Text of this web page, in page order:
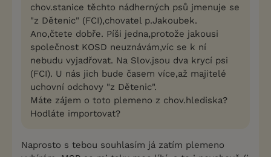
chov.stanice těchto nádherných psů jmenuje se
"z Dětenic" (FCI),chovatel p.Jakoubek.
Ano,čtete dobře. Píši jedna,protože jakousi
společnost KOSD neuznávám,víc se k ní
nebudu vyjadřovat. Na Slov.jsou dva krycí psi
(FCI). U nás jich bude časem více,až majitelé
uchovní odchovy "z Dětenic".
Máte zájem o toto plemeno z chov.hlediska?
Hodláte importovat?
Naprosto s tebou souhlasím já zatím plemeno